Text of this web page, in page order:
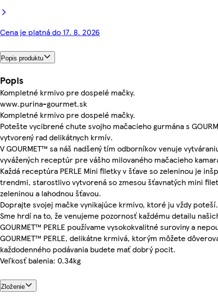
Cena je platná do 17. 8. 2026
Popis produktu
Popis
Kompletné krmivo pre dospelé mačky.
www.purina-gourmet.sk
Kompletné krmivo pre dospelé mačky.
Potešte vycibrené chute svojho mačacieho gurmána s
vytvorený rad delikátnych krmív.
V GOURMET™ sa náš nadšený tím odborníkov venuje
vyvážených receptúr pre vášho milovaného mačacieho
Každá receptúra PERLE Mini filetky v šťave so zeleninou je
trendmi, starostlivo vytvorená so zmesou šťavnatých mini
zeleninou a lahodnou šťavou.
Doprajte svojej mačke vynikajúce krmivo, ktoré ju vždy poteší.
Sme hrdí na to, že venujeme pozornosť každému detailu
GOURMET™ PERLE používame vysokokvalitné suroviny a
GOURMET™ PERLE, delikátne krmivá, ktorým môžete
každodenného podávania budete mať dobrý pocit.
Veľkosť balenia: 0.34kg
Zloženie